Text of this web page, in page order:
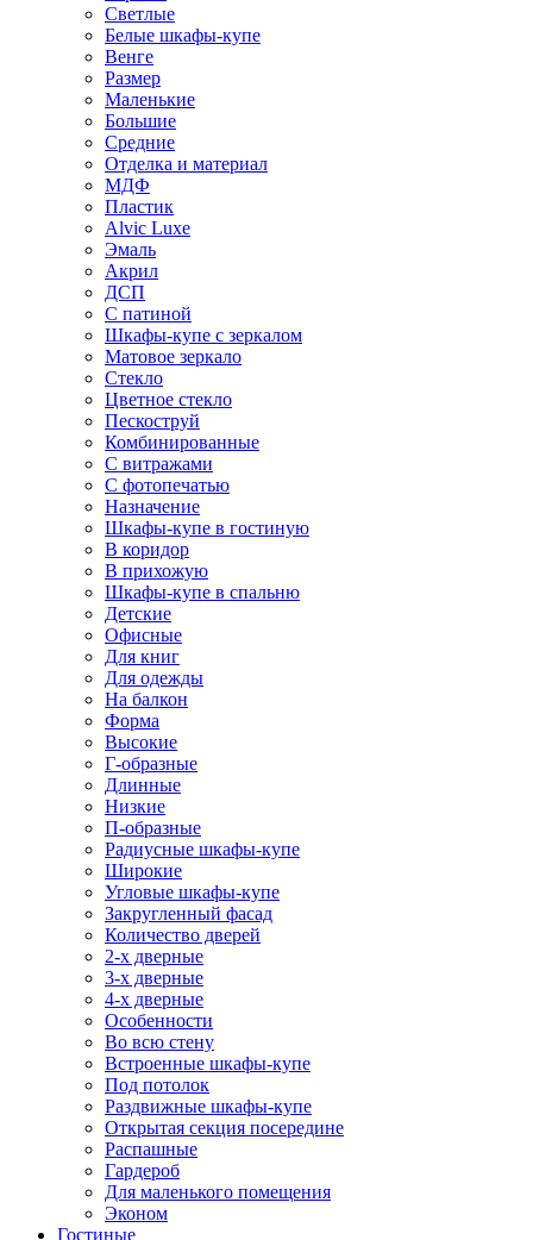
Светлые
Белые шкафы-купе
Венге
Размер
Маленькие
Большие
Средние
Отделка и материал
МДФ
Пластик
Alvic Luxe
Эмаль
Акрил
ДСП
С патиной
Шкафы-купе с зеркалом
Матовое зеркало
Стекло
Цветное стекло
Пескоструй
Комбинированные
С витражами
С фотопечатью
Назначение
Шкафы-купе в гостиную
В коридор
В прихожую
Шкафы-купе в спальню
Детские
Офисные
Для книг
Для одежды
На балкон
Форма
Высокие
Г-образные
Длинные
Низкие
П-образные
Радиусные шкафы-купе
Широкие
Угловые шкафы-купе
Закругленный фасад
Количество дверей
2-х дверные
3-х дверные
4-х дверные
Особенности
Во всю стену
Встроенные шкафы-купе
Под потолок
Раздвижные шкафы-купе
Открытая секция посередине
Распашные
Гардероб
Для маленького помещения
Эконом
Гостиные